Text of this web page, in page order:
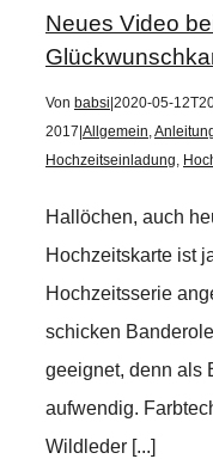
Neues Video
Von babsi 2020-05-
2017 Allgemein,
Hochzeitseinladung,
Hallöchen, auch
Hochzeitskarte ist
Hochzeitsserie
schicken
geeignet, denn als
aufwendig.
Wildleder [...]